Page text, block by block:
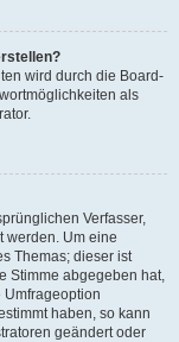
wird durch die Board-
als
Verfasser,
werden. Um eine
Themas; dieser ist
Stimme abgegeben hat,
haben, so kann
geändert oder